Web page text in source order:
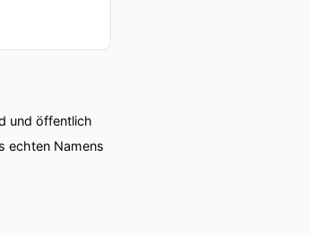
und öffentlich
echten Namens